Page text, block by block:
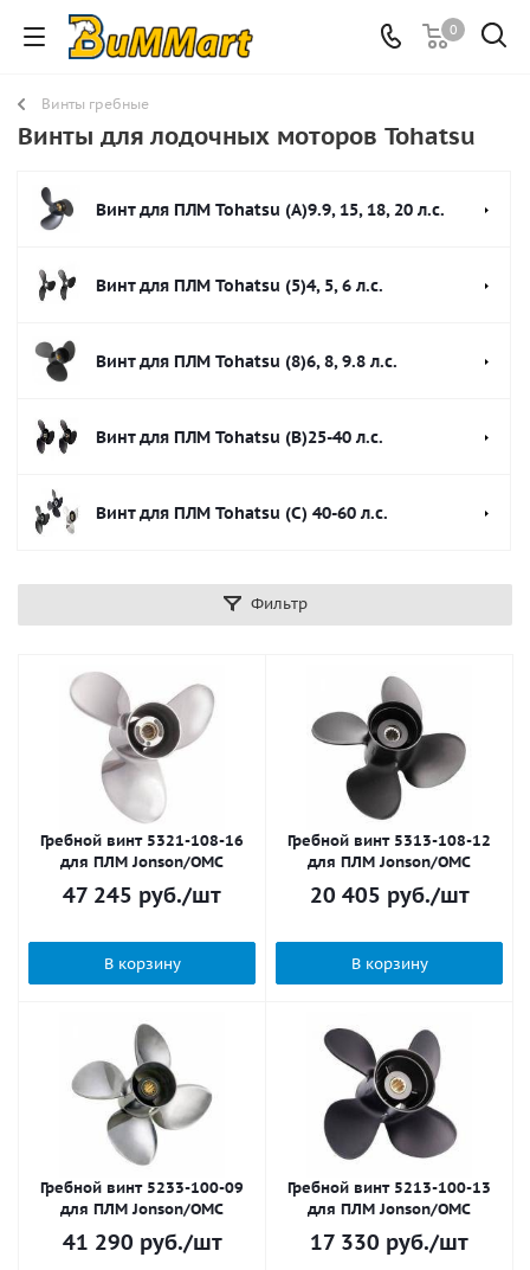
0
Винты гребные
Винты для лодочных моторов Tohatsu
Винт для ПЛМ Tohatsu (A)9.9, 15, 18, 20 л.с.
Винт для ПЛМ Tohatsu (5)4, 5, 6 л.с.
Винт для ПЛМ Tohatsu (8)6, 8, 9.8 л.с.
Винт для ПЛМ Tohatsu (B)25-40 л.с.
Винт для ПЛМ Tohatsu (C) 40-60 л.с.
Фильтр
Гребной винт 5321-108-16
для ПЛМ Jonson/OMC
47 245 руб./шт
В корзину
Гребной винт 5313-108-12
для ПЛМ Jonson/OMC
20 405 руб./шт
В корзину
Гребной винт 5233-100-09
для ПЛМ Jonson/OMC
41 290 руб./шт
Гребной винт 5213-100-13
для ПЛМ Jonson/OMC
17 330 руб./шт